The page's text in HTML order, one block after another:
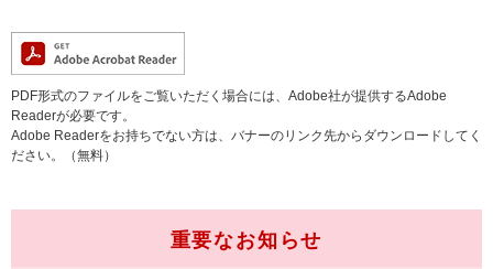
PDF形式のファイルをご覧いただく場合には、Adobe社が提供するAdobe
Readerが必要です。
Adobe Readerをお持ちでない方は、バナーのリンク先からダウンロードしてく
ださい。（無料）
重要なお知らせ